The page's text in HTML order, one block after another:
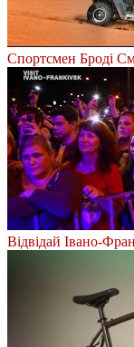
Спортсмен Броді
Відвідай Івано-